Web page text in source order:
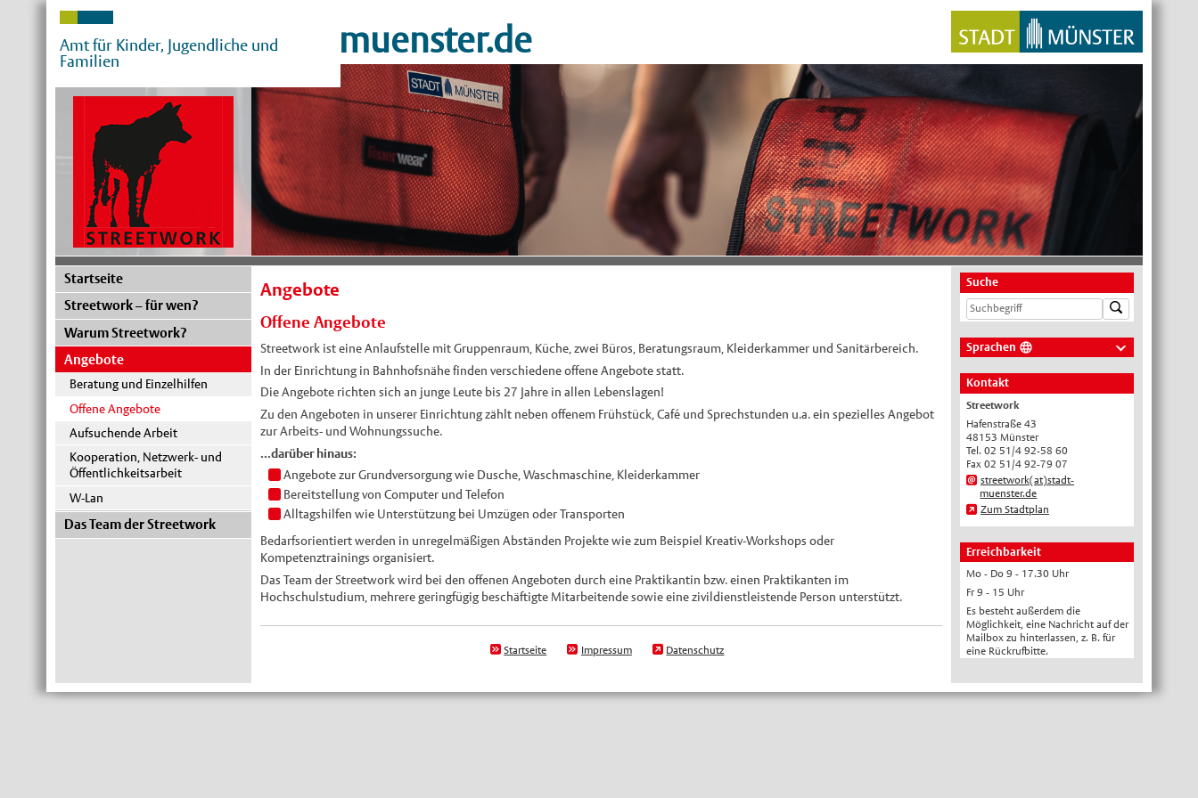
Amt für Kinder, Jugendliche und
Familien
muenster.de
Startseite
Streetwork – für wen?
Warum Streetwork?
Angebote
Beratung und Einzelhilfen
Offene Angebote
Aufsuchende Arbeit
Kooperation, Netzwerk- und
Öffentlichkeitsarbeit
W-Lan
Das Team der Streetwork
Angebote
Offene Angebote
Streetwork ist eine Anlaufstelle mit Gruppenraum, Küche, zwei Büros, Beratungsraum, Kleiderkammer und Sanitärbereich.
In der Einrichtung in Bahnhofsnähe finden verschiedene offene Angebote statt.
Die Angebote richten sich an junge Leute bis 27 Jahre in allen Lebenslagen!
Zu den Angeboten in unserer Einrichtung zählt neben offenem Frühstück, Café und Sprechstunden u.a. ein spezielles Angebot
zur Arbeits- und Wohnungssuche.
...darüber hinaus:
Angebote zur Grundversorgung wie Dusche, Waschmaschine, Kleiderkammer
Bereitstellung von Computer und Telefon
Alltagshilfen wie Unterstützung bei Umzügen oder Transporten
Bedarfsorientiert werden in unregelmäßigen Abständen Projekte wie zum Beispiel Kreativ-Workshops oder
Kompetenztrainings organisiert.
Das Team der Streetwork wird bei den offenen Angeboten durch eine Praktikantin bzw. einen Praktikanten im
Hochschulstudium, mehrere geringfügig beschäftigte Mitarbeitende sowie eine zivildienstleistende Person unterstützt.
Startseite Impressum Datenschutz
Suche
Sprachen
Deutsch
Nederlands
English
Українська
Türkçe
Français
Español
Polski
中文
Automatische Übersetzung, ohne
Gewähr auf Richtigkeit.
Kontakt
Streetwork
Hafenstraße 43
48153 Münster
Tel. 02 51/4 92-58 60
Fax 02 51/4 92-79 07
streetwork(at)stadt-
muenster.de
Zum Stadtplan
Erreichbarkeit
Mo - Do 9 - 17.30 Uhr
Fr 9 - 15 Uhr
Es besteht außerdem die
Möglichkeit, eine Nachricht auf der
Mailbox zu hinterlassen, z. B. für
eine Rückrufbitte.